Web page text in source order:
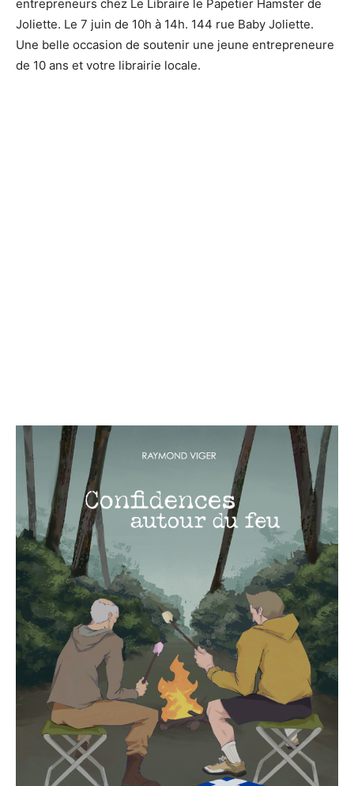
entrepreneurs chez Le Libraire le Papetier Hamster de
Joliette. Le 7 juin de 10h à 14h. 144 rue Baby Joliette.
Une belle occasion de soutenir une jeune entrepreneure
de 10 ans et votre librairie locale.